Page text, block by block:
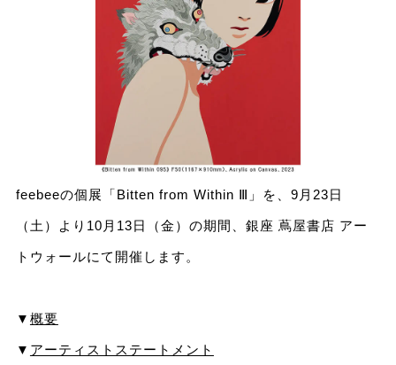
feebeeの個展「Bitten from Within Ⅲ」を、9月23日
（土）より10⽉13⽇（金）の期間、銀座 蔦屋書店 アー
トウォールにて開催します。
▼ 概要
▼ アーティストステートメント